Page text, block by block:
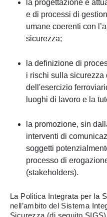
la progettazione e
e di processi di
umane coerenti con
sicurezza;
la definizione di
i rischi sulla
dell'esercizio
luoghi di lavoro e la
la promozione, sin
interventi di
soggetti
processo di
(stakeholders).
La Politica Integrata per la
nell’ambito del Sistema
Sicurezza (di seguito SIGS